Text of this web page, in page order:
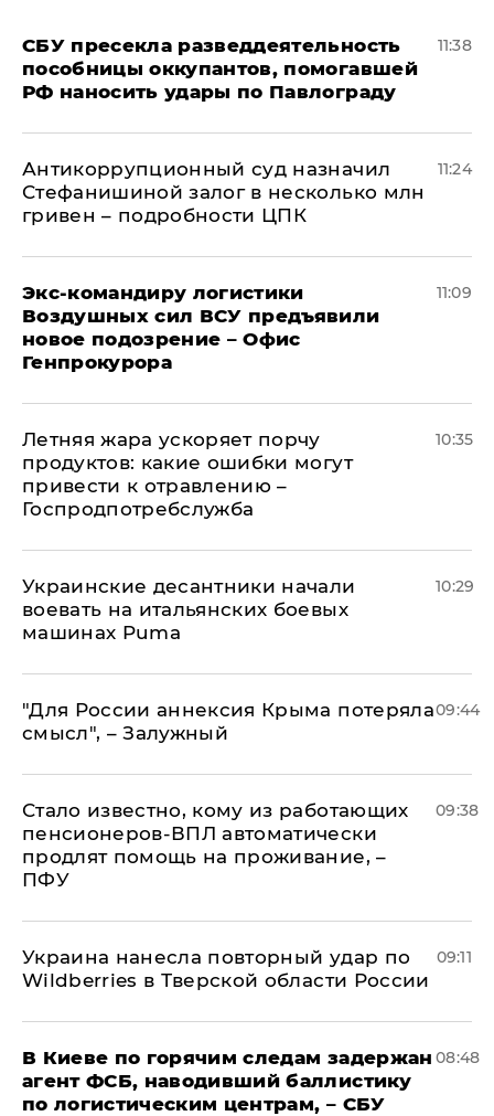
СБУ пресекла разведдеятельность
пособницы оккупантов, помогавшей
РФ наносить удары по Павлограду
11:38
Антикоррупционный суд назначил
Стефанишиной залог в несколько млн
гривен – подробности ЦПК
11:24
Экс-командиру логистики
Воздушных сил ВСУ предъявили
новое подозрение – Офис
Генпрокурора
11:09
Летняя жара ускоряет порчу
продуктов: какие ошибки могут
привести к отравлению –
Госпродпотребслужба
10:35
Украинские десантники начали
воевать на итальянских боевых
машинах Puma
10:29
"Для России аннексия Крыма потеряла
смысл", – Залужный
09:44
Стало известно, кому из работающих
пенсионеров-ВПЛ автоматически
продлят помощь на проживание, –
ПФУ
09:38
Украина нанесла повторный удар по
Wildberries в Тверской области России
09:11
В Киеве по горячим следам задержан
агент ФСБ, наводивший баллистику
по логистическим центрам, – СБУ
08:48